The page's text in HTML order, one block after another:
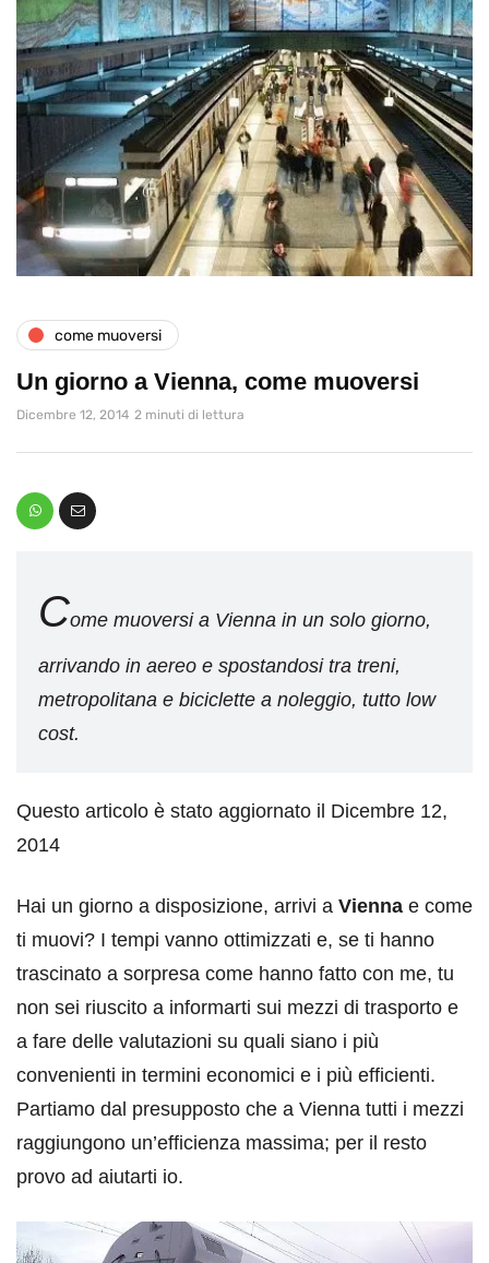
come muoversi
Un giorno a Vienna, come muoversi
Dicembre 12, 2014 2 minuti di lettura
Come muoversi a Vienna in un solo giorno,
arrivando in aereo e spostandosi tra treni,
metropolitana e biciclette a noleggio, tutto low
cost.
Questo articolo è stato aggiornato il Dicembre 12,
2014
Hai un giorno a disposizione, arrivi a Vienna e come
ti muovi? I tempi vanno ottimizzati e, se ti hanno
trascinato a sorpresa come hanno fatto con me, tu
non sei riuscito a informarti sui mezzi di trasporto e
a fare delle valutazioni su quali siano i più
convenienti in termini economici e i più efficienti.
Partiamo dal presupposto che a Vienna tutti i mezzi
raggiungono un’efficienza massima; per il resto
provo ad aiutarti io.